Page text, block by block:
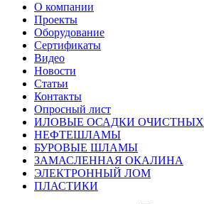
О компании
Проекты
Оборудование
Сертификаты
Видео
Новости
Статьи
Контакты
Опросный лист
ИЛОВЫЕ ОСАДКИ ОЧИСТНЫХ
НЕФТЕШЛАМЫ
БУРОВЫЕ ШЛАМЫ
ЗАМАСЛЕННАЯ ОКАЛИНА
ЭЛЕКТРОННЫЙ ЛОМ
ПЛАСТИКИ